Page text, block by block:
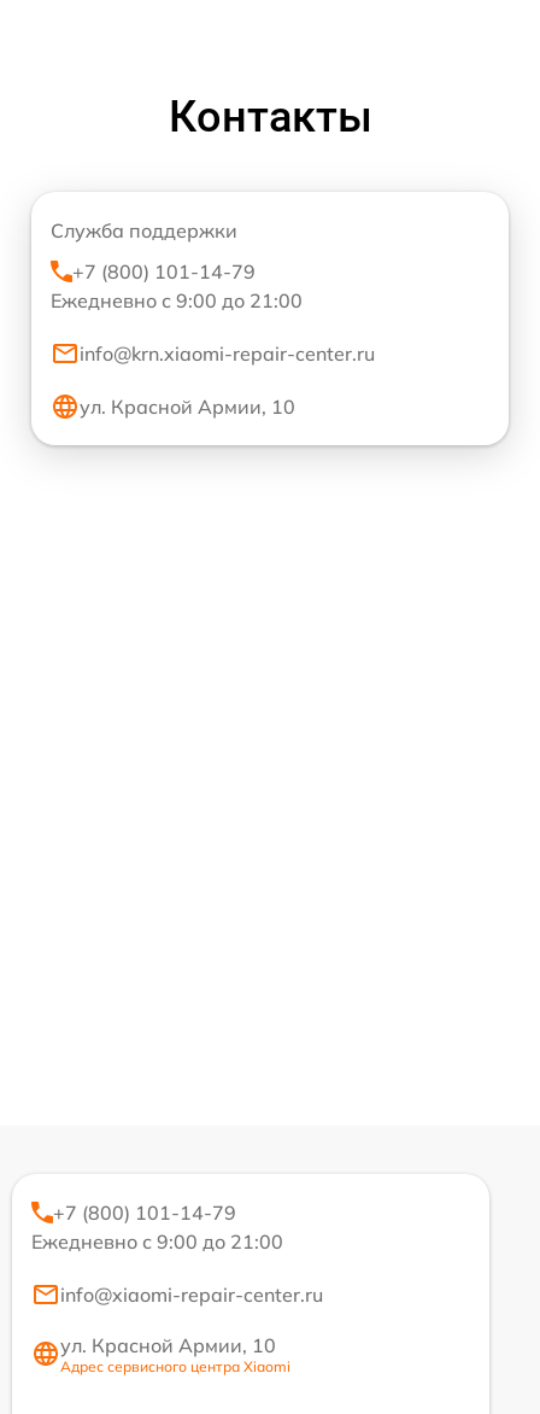
Контакты
Служба поддержки
+7 (800) 101-14-79
Ежедневно с 9:00 до 21:00
info@krn.xiaomi-repair-center.ru
ул. Красной Армии, 10
+7 (800) 101-14-79
Ежедневно с 9:00 до 21:00
info@xiaomi-repair-center.ru
ул. Красной Армии, 10
Адрес сервисного центра Xiaomi